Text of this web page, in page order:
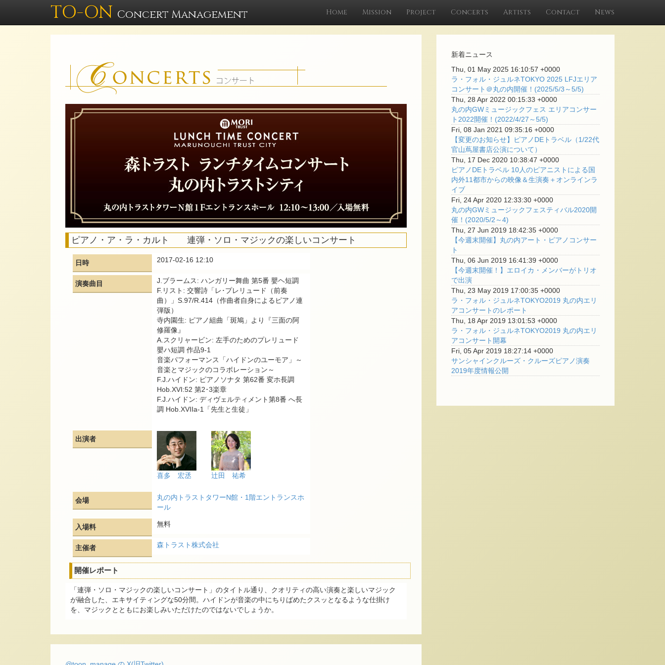
TO-ON Concert Management Home Mission Project Concerts Artists Contact News
ピアノ・ア・ラ・カルト 連弾・ソロ・マジックの楽しいコンサート
日時 2017-02-16 12:10
演奏曲目
J.ブラームス: ハンガリー舞曲 第5番 嬰ヘ短調
F.リスト: 交響詩「レ･プレリュード（前奏
曲）」S.97/R.414（作曲者自身によるピアノ連
弾版）
寺内園生: ピアノ組曲「斑鳩」より『三面の阿
修羅像』
A.スクリャービン: 左手のためのプレリュード
嬰ハ短調 作品9-1
音楽パフォーマンス「ハイドンのユーモア」～
音楽とマジックのコラボレーション～
F.J.ハイドン: ピアノソナタ 第62番 変ホ長調
Hob.XVI:52 第2･3楽章
F.J.ハイドン: ディヴェルティメント第8番 へ長
調 Hob.XVIIa-1「先生と生徒」
出演者
喜多 宏丞 辻田 祐希
会場
丸の内トラストタワーN館・1階エントランスホ
ール
入場料 無料
主催者 森トラスト株式会社
開催レポート
「連弾・ソロ・マジックの楽しいコンサート」のタイトル通り、クオリティの高い演奏と楽しいマジック
が融合した、エキサイティングな50分間。ハイドンが音楽の中にちりばめたクスッとなるような仕掛け
を、マジックとともにお楽しみいただけたのではないでしょうか。
新着ニュース
Thu, 01 May 2025 16:10:57 +0000
ラ・フォル・ジュルネTOKYO 2025 LFJエリア
コンサート＠丸の内開催！(2025/5/3～5/5)
Thu, 28 Apr 2022 00:15:33 +0000
丸の内GWミュージックフェス エリアコンサー
ト2022開催！(2022/4/27～5/5)
Fri, 08 Jan 2021 09:35:16 +0000
【変更のお知らせ】ピアノDEトラベル（1/22代
官山蔦屋書店公演について）
Thu, 17 Dec 2020 10:38:47 +0000
ピアノDEトラベル 10人のピアニストによる国
内外11都市からの映像＆生演奏＋オンラインラ
イブ
Fri, 24 Apr 2020 12:33:30 +0000
丸の内GWミュージックフェスティバル2020開
催！(2020/5/2～4)
Thu, 27 Jun 2019 18:42:35 +0000
【今週末開催】丸の内アート・ピアノコンサー
ト
Thu, 06 Jun 2019 16:41:39 +0000
【今週末開催！】エロイカ・メンバーがトリオ
で出演
Thu, 23 May 2019 17:00:35 +0000
ラ・フォル・ジュルネTOKYO2019 丸の内エリ
アコンサートのレポート
Thu, 18 Apr 2019 13:01:53 +0000
ラ・フォル・ジュルネTOKYO2019 丸の内エリ
アコンサート開幕
Fri, 05 Apr 2019 18:27:14 +0000
サンシャインクルーズ・クルーズピアノ演奏
2019年度情報公開